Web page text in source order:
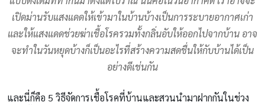
เปิดม่านรับแสงแดดให้เข้ามาในบ้านบ้างเป็นการระบายอากาศเก่า
และให้แสงแดดช่วยฆ่าเชื้อโรครวมทั้งกลิ่นอับให้ออกไปจากบ้าน อาจ
จะทำในวันหยุดบ้างก็เป็นอะไรที่สร้างความสดชื่นให้กับบ้านได้เป็น
อย่างดีเช่นกัน
และนี่ก็คือ 5 วิธีจัดการเชื้อโรคที่บ้านและสวนนำมาฝากกันในช่วง